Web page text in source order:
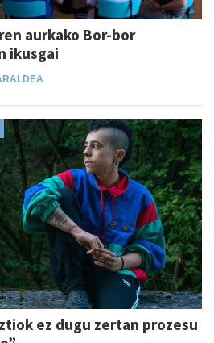
aurkako Bor-bor
ikusgai
ez dugu zertan prozesu